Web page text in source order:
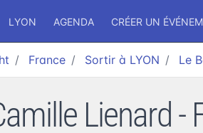
LYON AGENDA CRÉER UN
France Sortir à LYON Le
Lienard -